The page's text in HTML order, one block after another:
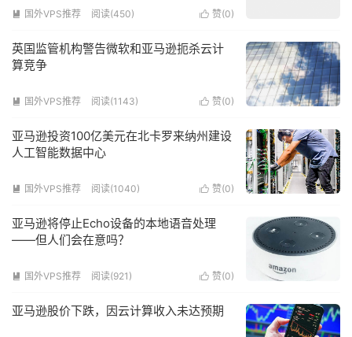
 赞(0)
 国外VPS推荐 阅读(450)
英国监管机构警告微软和亚马逊扼杀云计
算竞争
 赞(0)
 国外VPS推荐 阅读(1143)
亚马逊投资100亿美元在北卡罗来纳州建设
人工智能数据中心
 赞(0)
 国外VPS推荐 阅读(1040)
亚马逊将停止Echo设备的本地语音处理
——但人们会在意吗？
 赞(0)
 国外VPS推荐 阅读(921)
亚马逊股价下跌，因云计算收入未达预期